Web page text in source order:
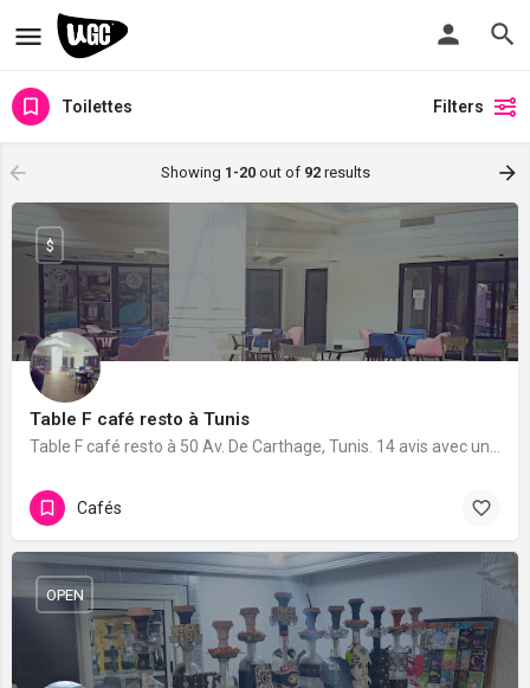
Toilettes Filters
Showing 1-20out of 92results
Table F café resto à Tunis
$
Cafés
OPEN